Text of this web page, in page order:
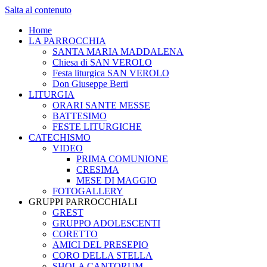
Salta al contenuto
Home
LA PARROCCHIA
SANTA MARIA MADDALENA
Chiesa di SAN VEROLO
Festa liturgica SAN VEROLO
Don Giuseppe Berti
LITURGIA
ORARI SANTE MESSE
BATTESIMO
FESTE LITURGICHE
CATECHISMO
VIDEO
PRIMA COMUNIONE
CRESIMA
MESE DI MAGGIO
FOTOGALLERY
GRUPPI PARROCCHIALI
GREST
GRUPPO ADOLESCENTI
CORETTO
AMICI DEL PRESEPIO
CORO DELLA STELLA